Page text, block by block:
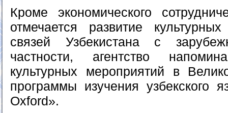
Кроме экономического
отмечается развитие
связей Узбекистана с
частности, агентство
культурных мероприятий в
программы изучения узбекского
Oxford».